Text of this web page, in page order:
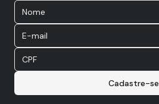
Cadastre-se